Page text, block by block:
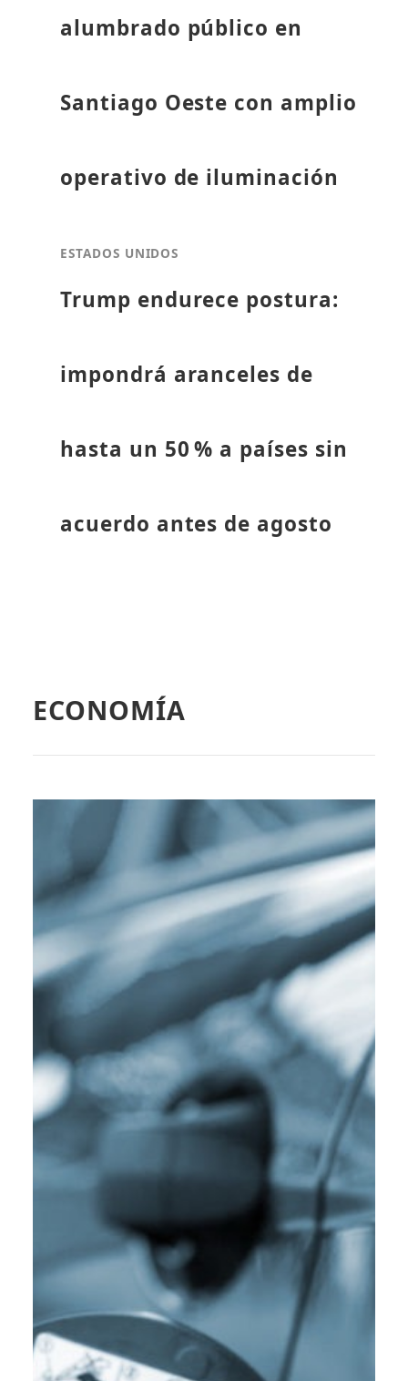
alumbrado público en
Santiago Oeste con amplio
operativo de iluminación
ESTADOS UNIDOS
Trump endurece postura:
impondrá aranceles de
hasta un 50 % a países sin
acuerdo antes de agosto
ECONOMÍA